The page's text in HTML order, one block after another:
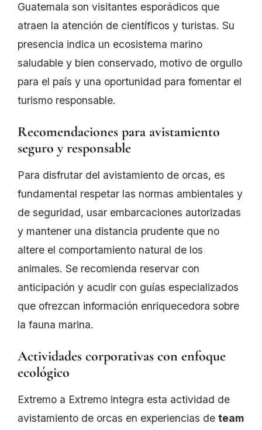
Guatemala son visitantes esporádicos que
atraen la atención de científicos y turistas. Su
presencia indica un ecosistema marino
saludable y bien conservado, motivo de orgullo
para el país y una oportunidad para fomentar el
turismo responsable.
Recomendaciones para avistamiento
seguro y responsable
Para disfrutar del avistamiento de orcas, es
fundamental respetar las normas ambientales y
de seguridad, usar embarcaciones autorizadas
y mantener una distancia prudente que no
altere el comportamiento natural de los
animales. Se recomienda reservar con
anticipación y acudir con guías especializados
que ofrezcan información enriquecedora sobre
la fauna marina.
Actividades corporativas con enfoque
ecológico
Extremo a Extremo integra esta actividad de
avistamiento de orcas en experiencias de team